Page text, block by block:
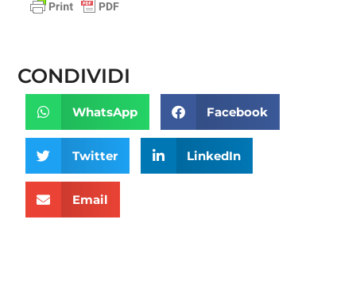
CONDIVIDI
WhatsApp Facebook
Twitter LinkedIn
Email